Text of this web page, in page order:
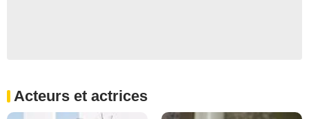
Acteurs et actrices